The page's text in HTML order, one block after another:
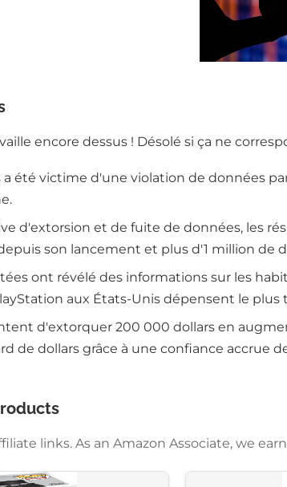
encore dessus ! Désolé si ça ne
a été victime d'une violation de données
d'extorsion et de fuite de données, les
son lancement et plus d'1 million
ont révélé des informations sur les
aux États-Unis dépensent le
d'extorquer 200 000 dollars en
de dollars grâce à une confiance accrue
links. As an Amazon Associate, we